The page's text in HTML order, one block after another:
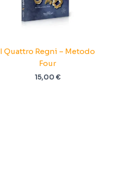
I Quattro Regni – Metodo
Four
15,00 €